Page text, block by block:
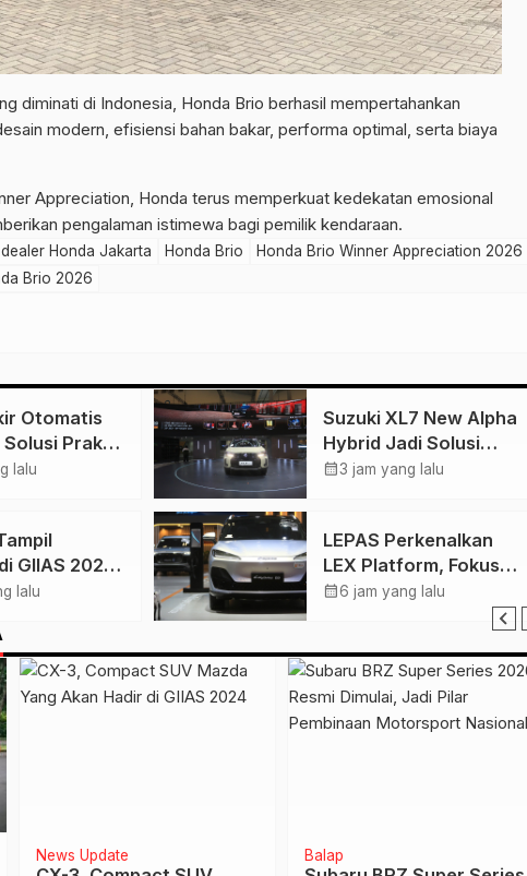
diminati di Indonesia, Honda Brio berhasil mempertahankan
modern, efisiensi bahan bakar, performa optimal, serta biaya
Appreciation, Honda terus memperkuat kedekatan emosional
pengalaman istimewa bagi pemilik kendaraan.
dealer Honda Jakarta Honda Brio
Honda Brio Winner Appreciation 2026
Brio 2026
Otomatis
Solusi Praktis
lalu
Suzuki XL7 New Alpha
Hybrid Jadi Solusi
Kendaraan Keluarga
calendar_month3 jam yang lalu
GIIAS 2026,
Konsep SUV
lalu
LEPAS Perkenalkan
LEX Platform, Fokus
pada Kenyamanan dan
Efisiensi Berkendara
calendar_month6 jam yang lalu
News Update Balap